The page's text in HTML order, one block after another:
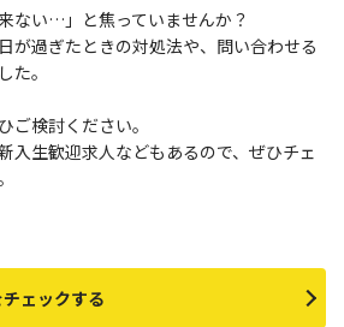
ない…」と焦っていませんか？
が過ぎたときの対処法や、問い合わせる
た。
ご検討ください。
入生歓迎求人などもあるので、ぜひチェ
ェックする